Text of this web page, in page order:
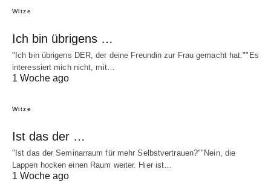
Witze
Ich bin übrigens …
"Ich bin übrigens DER, der deine Freundin zur Frau gemacht hat.""Es
interessiert mich nicht, mit…
1 Woche ago
Witze
Ist das der …
"Ist das der Seminarraum für mehr Selbstvertrauen?""Nein, die
Lappen hocken einen Raum weiter. Hier ist…
1 Woche ago